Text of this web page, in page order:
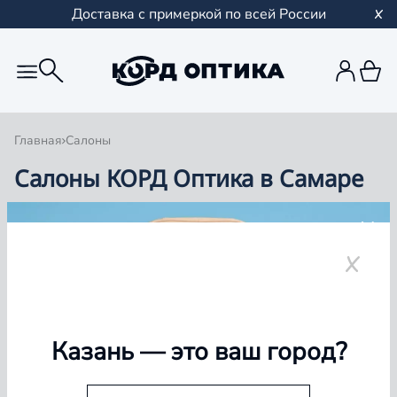
Доставка с примеркой по всей России
Главная Салоны
Салоны КОРД Оптика в Самаре
Группа компаний «Корд Оптика» - это более 100
Казань— это ваш город?